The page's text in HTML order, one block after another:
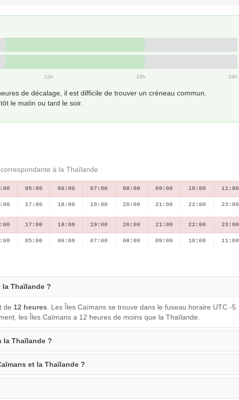
12h 18h 24h
de décalage, il est difficile de trouver un créneau commun.
le matin ou tard le soir.
à la Thaïlande :
05:00 06:00 07:00 08:00 09:00 10:00 11:00
17:00 18:00 19:00 20:00 21:00 22:00 23:00
17:00 18:00 19:00 20:00 21:00 22:00 23:00
05:00 06:00 07:00 08:00 09:00 10:00 11:00
la Thaïlande ?
de 12 heures . Les Îles Caïmans se trouve dans le fuseau horaire UTC -5
les Îles Caïmans a 12 heures de moins que la Thaïlande.
la Thaïlande ?
et la Thaïlande ?